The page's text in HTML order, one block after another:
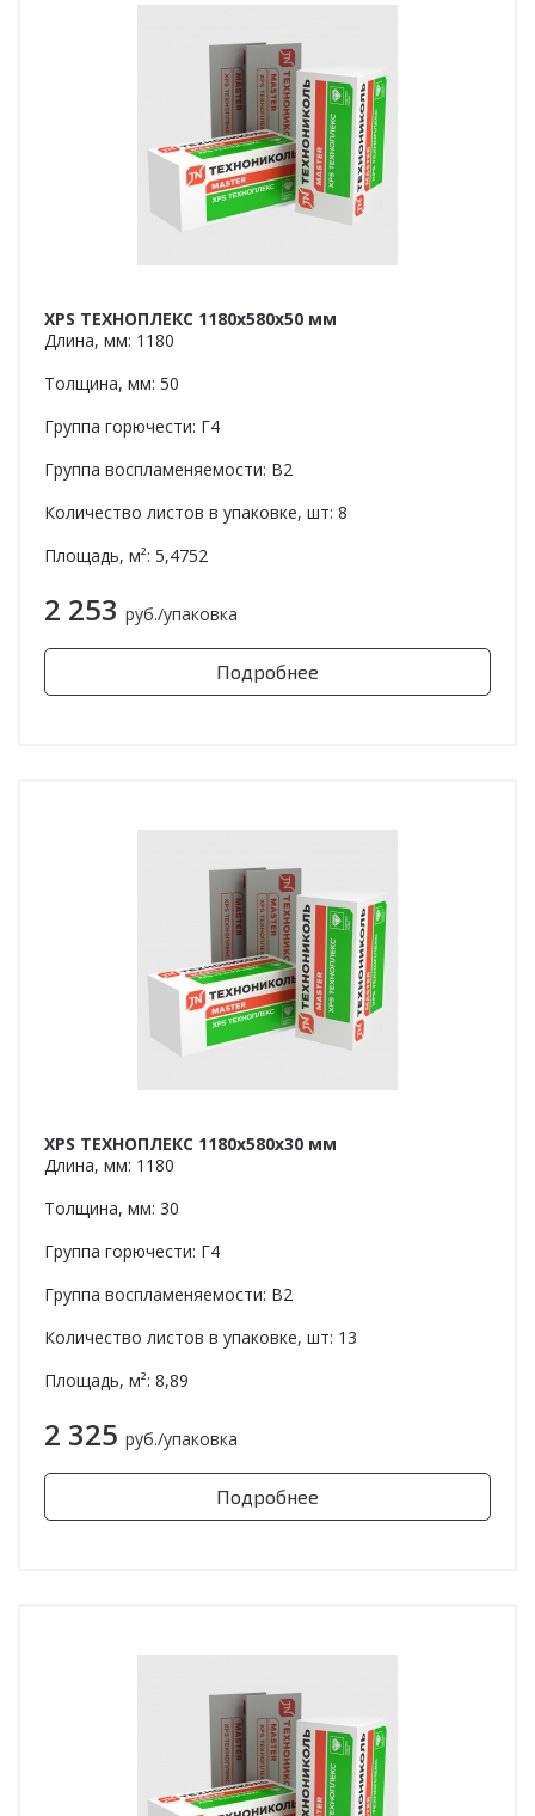
XPS ТЕХНОПЛЕКС 1180x580x50 мм
Длина, мм: 1180
Толщина, мм: 50
Группа горючести: Г4
Группа воспламеняемости: В2
Количество листов в упаковке, шт: 8
Площадь, м²: 5,4752
2 253 руб./упаковка
Подробнее
XPS ТЕХНОПЛЕКС 1180x580x30 мм
Длина, мм: 1180
Толщина, мм: 30
Группа горючести: Г4
Группа воспламеняемости: В2
Количество листов в упаковке, шт: 13
Площадь, м²: 8,89
2 325 руб./упаковка
Подробнее